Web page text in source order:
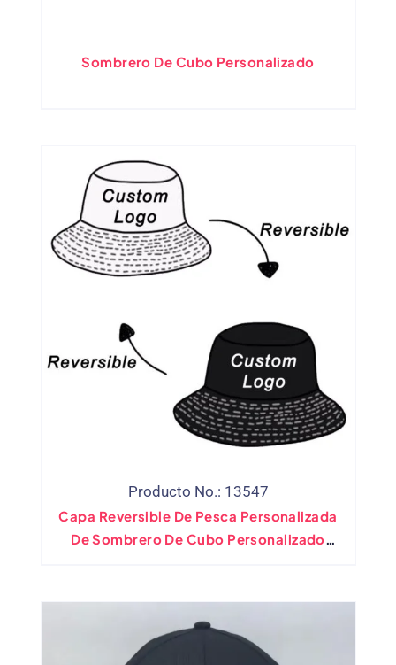
Sombrero De Cubo Personalizado
Producto No.: 13547
Capa Reversible De Pesca Personalizada
De Sombrero De Cubo Personalizado